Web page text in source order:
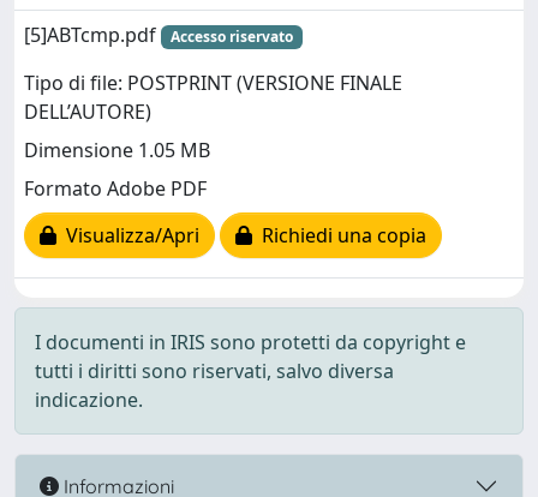
[5]ABTcmp.pdf
Accesso riservato
Tipo di file: POSTPRINT (VERSIONE FINALE
DELL’AUTORE)
Dimensione 1.05 MB
Formato Adobe PDF
Visualizza/Apri
Richiedi una copia
I documenti in IRIS sono protetti da copyright e
tutti i diritti sono riservati, salvo diversa
indicazione.
Informazioni